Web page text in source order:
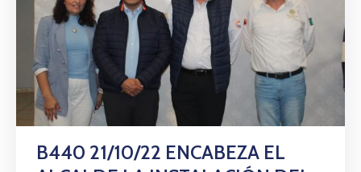
B440 21/10/22 ENCABEZA EL